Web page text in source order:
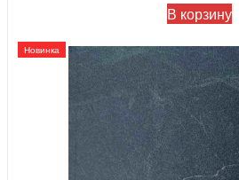
В корзину
Новинка